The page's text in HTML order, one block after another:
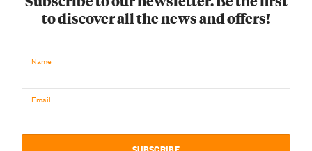
to discover all the news and offers!
Name
Email